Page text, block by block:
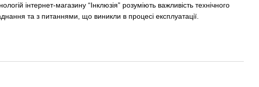
інтернет-магазину “Інклюзія” розуміють важливість технічного
та з питаннями, що виникли в процесі експлуатації.